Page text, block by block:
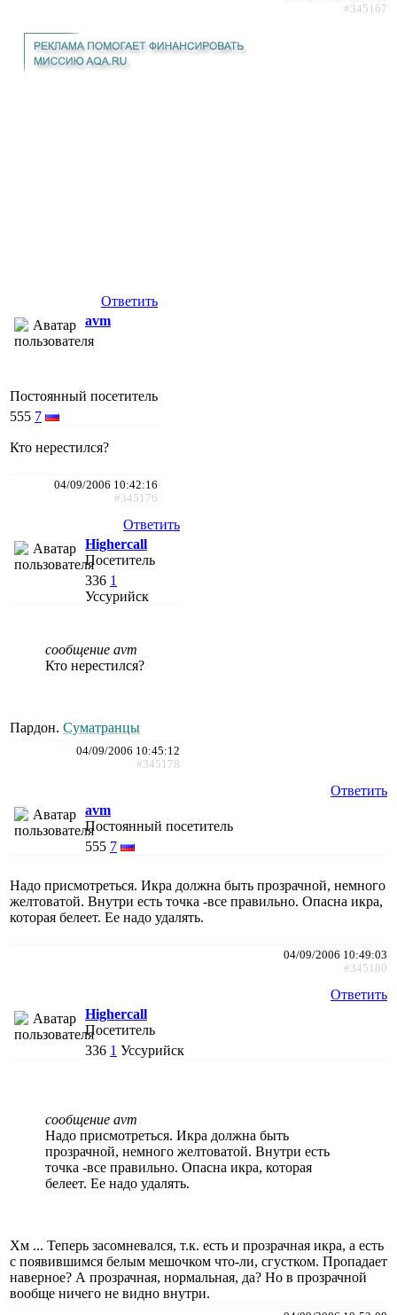
#345167
Ответить
avm
Постоянный посетитель
555 7
Кто нерестился?
04/09/2006 10:42:16
#345176
Ответить
Highercall
Посетитель
336 1
Уссурийск
сообщение avm
Кто нерестился?
Пардон. Суматранцы
04/09/2006 10:45:12
#345178
Ответить
avm
Постоянный посетитель
555 7
Надо присмотреться. Икра должна быть прозрачной, немного
желтоватой. Внутри есть точка -все правильно. Опасна икра,
которая белеет. Ее надо удалять.
04/09/2006 10:49:03
#345180
Ответить
Highercall
Посетитель
336 1 Уссурийск
сообщение avm
Надо присмотреться. Икра должна быть
прозрачной, немного желтоватой. Внутри есть
точка -все правильно. Опасна икра, которая
белеет. Ее надо удалять.
Хм ... Теперь засомневался, т.к. есть и прозрачная икра, а есть
с появившимся белым мешочком что-ли, сгустком. Пропадает
наверное? А прозрачная, нормальная, да? Но в прозрачной
вообще ничего не видно внутри.